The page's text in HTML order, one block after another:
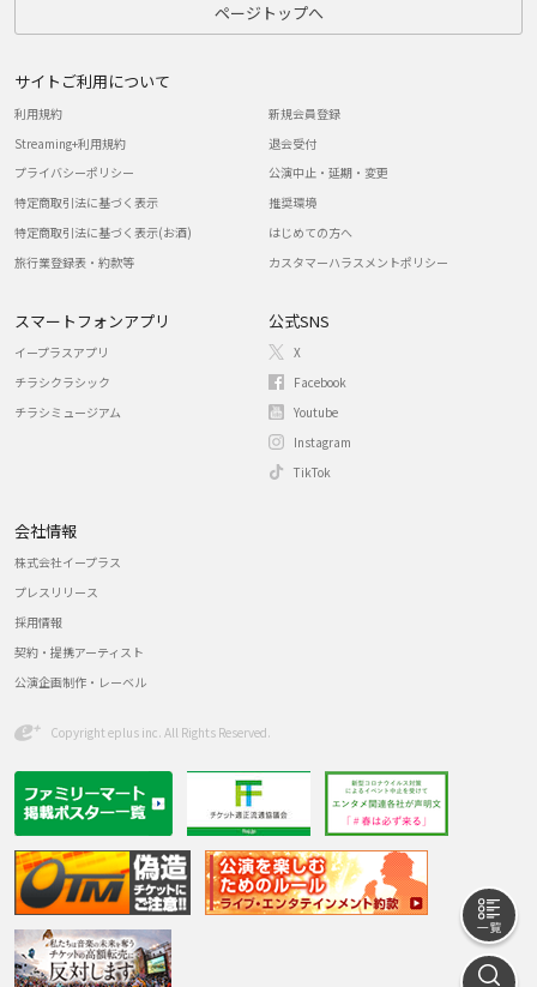
ページトップへ
サイトご利用について
利用規約
Streaming+利用規約
プライバシーポリシー
特定商取引法に基づく表示
特定商取引法に基づく表示(お酒)
旅行業登録表・約款等
新規会員登録
退会受付
公演中止・延期・変更
推奨環境
はじめての方へ
カスタマーハラスメントポリシー
スマートフォンアプリ
イープラスアプリ
チラシクラシック
チラシミュージアム
公式SNS
X
Facebook
Youtube
Instagram
TikTok
会社情報
株式会社イープラス
プレスリリース
採用情報
契約・提携アーティスト
公演企画制作・レーベル
Copyright eplus inc. All Rights Reserved.